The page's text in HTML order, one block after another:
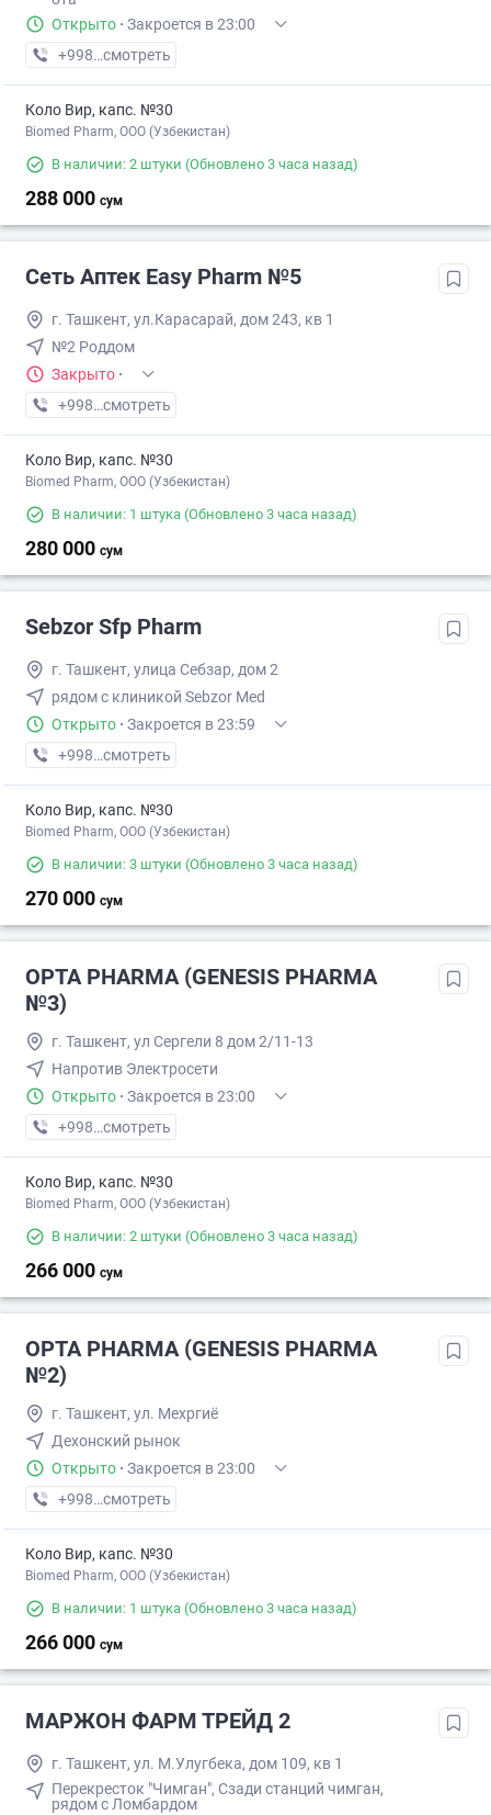
Открыто · Закроется в 23:00
+998 (99) XXX-XX-XX
смотреть
Коло Вир, капс. №30
Biomed Pharm, OOO (Узбекистан)
В наличии: 2 штуки (Обновлено 3 часа назад)
288 000 сум
Сеть Аптек Easy Pharm №5
г. Ташкент, ул.Карасарай, дом 243, кв 1
№2 Роддом
Закрыто ·
+998 (94) XXX-XX-XX
смотреть
Коло Вир, капс. №30
Biomed Pharm, OOO (Узбекистан)
В наличии: 1 штука (Обновлено 3 часа назад)
280 000 сум
Sebzor Sfp Pharm
г. Ташкент, улица Себзар, дом 2
рядом с клиникой Sebzor Med
Открыто · Закроется в 23:59
+998 (77) XXX-XX-XX
смотреть
Коло Вир, капс. №30
Biomed Pharm, OOO (Узбекистан)
В наличии: 3 штуки (Обновлено 3 часа назад)
270 000 сум
OPTA PHARMA (GENESIS PHARMA
№3)
г. Ташкент, ул Сергели 8 дом 2/11-13
Напротив Электросети
Открыто · Закроется в 23:00
+998 (97) XXX-XX-XX
смотреть
Коло Вир, капс. №30
Biomed Pharm, OOO (Узбекистан)
В наличии: 2 штуки (Обновлено 3 часа назад)
266 000 сум
OPTA PHARMA (GENESIS PHARMA
№2)
г. Ташкент, ул. Мехргиё
Дехонский рынок
Открыто · Закроется в 23:00
+998 (97) XXX-XX-XX
смотреть
Коло Вир, капс. №30
Biomed Pharm, OOO (Узбекистан)
В наличии: 1 штука (Обновлено 3 часа назад)
266 000 сум
МАРЖОН ФАРМ ТРЕЙД 2
г. Ташкент, ул. М.Улугбека, дом 109, кв 1
Перекресток "Чимган", Сзади станций чимган,
рядом с Ломбардом